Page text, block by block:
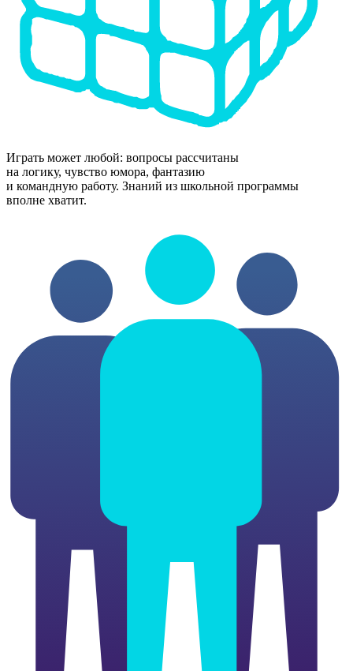
Играть может любой: вопросы рассчитаны
на логику, чувство юмора, фантазию
и командную работу. Знаний из школьной программы
вполне хватит.